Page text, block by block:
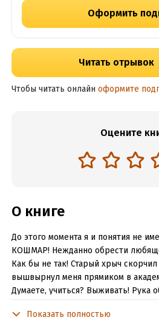
Оформить
Читать отрывок
Чтобы читать онлайн оформите
Оцените
О книге
До этого момента я и понятия не
КОШМАР! Нежданно обрести
Как бы не так! Старый хрыч
вышвырнул меня прямиком в
Думаете, учиться? Выживать! Рука
Показать полностью